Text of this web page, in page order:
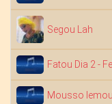
Segou Lah
Fatou Dia 2 -
Mousso